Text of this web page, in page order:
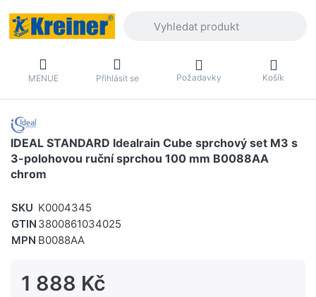
MENUE Přihlásit se Požadavky Košík
IDEAL STANDARD Idealrain Cube sprchový set M3 s
3-polohovou ruční sprchou 100 mm B0088AA
chrom
SKU K0004345
GTIN 3800861034025
MPN B0088AA
1 888 Kč